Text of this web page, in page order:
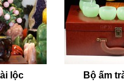
khác, đặc biệt khi di
ngột hoặc tiếp xúc trực
hoa, mỹ phẩm, hoặc
lộc Bộ ấm